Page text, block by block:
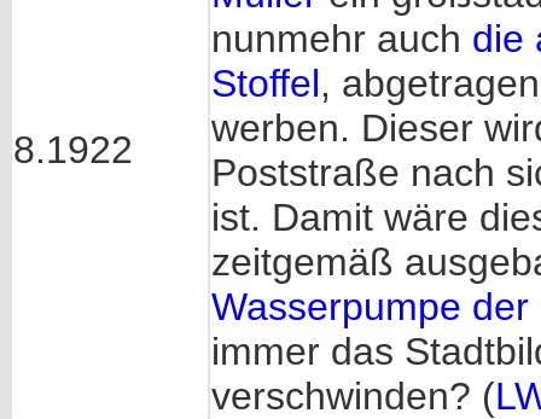
8.1922
nunmehr auch die
Stoffel,
werben. Dieser
Poststraße nach
ist. Damit wäre
zeitgemäß
Wasserpumpe
immer das
verschwinden? (